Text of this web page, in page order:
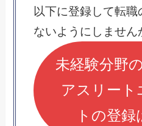
以下に登録して転職
ないようにしません
未経験分野
アスリート
トの登